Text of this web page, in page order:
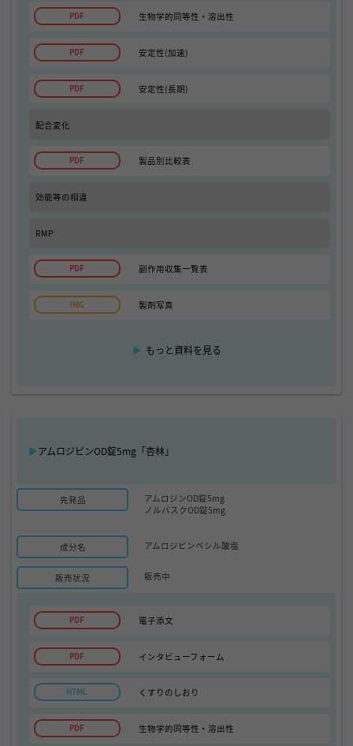
生物学的同等性・溶出性
安定性(加速)
安定性(長期)
配合変化
製品別比較表
効能等の相違
RMP
副作用収集一覧表
製剤写真
▶ もっと資料を見る
▶アムロジピンOD錠5mg「杏林」
先発品
アムロジンOD錠5mg
ノルバスクOD錠5mg
成分名 アムロジピンベシル酸塩
販売状況 販売中
電子添文
インタビューフォーム
くすりのしおり
生物学的同等性・溶出性